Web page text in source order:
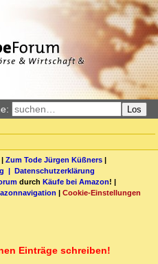
Los
| Zum Tode Jürgen Küßners |
| Datenschutzerklärung
durch Käufe bei Amazon! |
| Cookie-Einstellungen
Einträge schreiben!